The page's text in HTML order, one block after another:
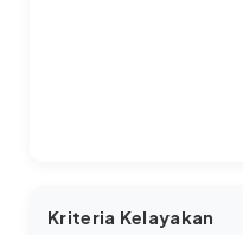
Kriteria Kelayakan